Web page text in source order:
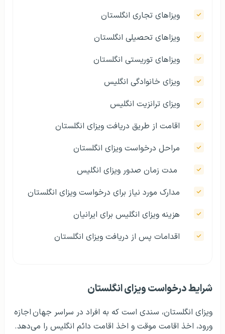
ویزاهای تجاری انگلستان
ویزاهای تحصیلی انگلستان
ویزاهای توریستی انگلستان
ویزای خانوادگی انگلیس
ویزای ترانزیت انگلیس
اقامت از طریق دریافت ویزای انگلستان
مراحل درخواست ویزای انگلستان
مدت زمان صدور ویزای انگلیس
مدارک مورد نیاز برای درخواست ویزای انگلستان
هزینه‌ ویزای انگلیس برای ایرانیان
اقدامات پس از دریافت ویزای انگلستان
شرایط درخواست ویزای انگلستان
ویزای انگلستان، سندی است که به افراد در سراسر جهاناجازه
ورود، اخذ اقامت موقت و اخذ اقامت دائم انگلیس را می‌دهد.